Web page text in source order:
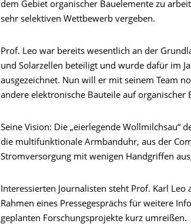
dem Gebiet organischer Bauelemente zu
sehr selektiven Wettbewerb vergeben.
Prof. Leo war bereits wesentlich an der
und Solarzellen beteiligt und wurde dafür im
ausgezeichnet. Nun will er mit seinem Team
andere elektronische Bauteile auf organischer
Seine Vision: Die „eierlegende Wollmilchsau“
die multifunktionale Armbanduhr, aus der
Stromversorgung mit wenigen Handgriffen
Interessierten Journalisten steht Prof. Karl
Rahmen eines Pressegesprächs für weitere
geplanten Forschungsprojekte kurz umreißen.